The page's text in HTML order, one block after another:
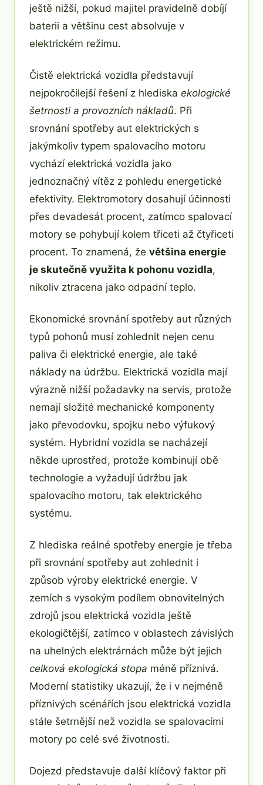
ještě nižší, pokud majitel pravidelně dobíjí
baterii a většinu cest absolvuje v
elektrickém režimu.
Čistě elektrická vozidla představují
nejpokročilejší řešení z hlediska ekologické
šetrnosti a provozních nákladů. Při
srovnání spotřeby aut elektrických s
jakýmkoliv typem spalovacího motoru
vychází elektrická vozidla jako
jednoznačný vítěz z pohledu energetické
efektivity. Elektromotory dosahují účinnosti
přes devadesát procent, zatímco spalovací
motory se pohybují kolem třiceti až čtyřiceti
procent. To znamená, že většina energie
je skutečně využita k pohonu vozidla,
nikoliv ztracena jako odpadní teplo.
Ekonomické srovnání spotřeby aut různých
typů pohonů musí zohlednit nejen cenu
paliva či elektrické energie, ale také
náklady na údržbu. Elektrická vozidla mají
výrazně nižší požadavky na servis, protože
nemají složité mechanické komponenty
jako převodovku, spojku nebo výfukový
systém. Hybridní vozidla se nacházejí
někde uprostřed, protože kombinují obě
technologie a vyžadují údržbu jak
spalovacího motoru, tak elektrického
systému.
Z hlediska reálné spotřeby energie je třeba
při srovnání spotřeby aut zohlednit i
způsob výroby elektrické energie. V
zemích s vysokým podílem obnovitelných
zdrojů jsou elektrická vozidla ještě
ekologičtější, zatímco v oblastech závislých
na uhelných elektrárnách může být jejich
celková ekologická stopa méně příznivá.
Moderní statistiky ukazují, že i v nejméně
příznivých scénářích jsou elektrická vozidla
stále šetrnější než vozidla se spalovacími
motory po celé své životnosti.
Dojezd představuje další klíčový faktor při